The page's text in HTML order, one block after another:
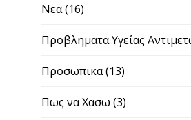
Νεα(16)
Προβληματα Υγείας
Προσωπικα(13)
Πως να Χασω (3)